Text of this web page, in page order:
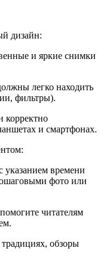
дизайн:
и яркие снимки
легко находить
фильтры).
корректно
и смартфонах.
времени
фото или
читателям
обзоры